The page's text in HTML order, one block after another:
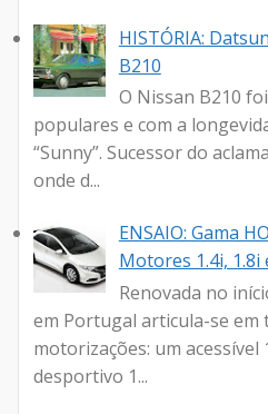
HISTÓRIA:
B210
O Nissan B210
populares e com a
“Sunny”. Sucessor do
onde d...
ENSAIO: Gama
Motores 1.4i, 1.8i
Renovada no
em Portugal articula-se em
motorizações: um acessível
desportivo 1...